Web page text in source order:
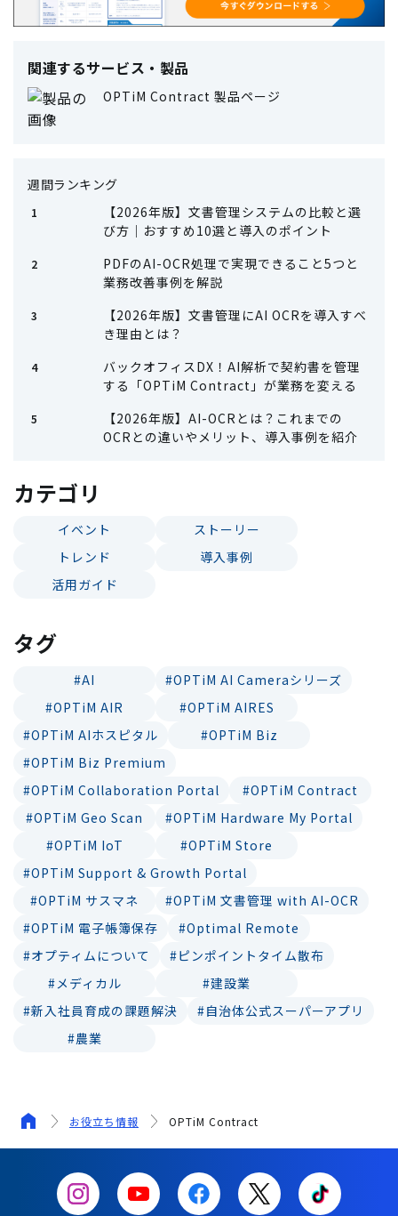
関連するサービス・製品
OPTiM Contract 製品ページ
週間ランキング
【2026年版】文書管理システムの比較と選
び方｜おすすめ10選と導入のポイント
PDFのAI-OCR処理で実現できること5つと
業務改善事例を解説
【2026年版】文書管理にAI OCRを導入すべ
き理由とは？
バックオフィスDX！AI解析で契約書を管理
する「OPTiM Contract」が業務を変える
【2026年版】AI-OCRとは？これまでの
OCRとの違いやメリット、導入事例を紹介
カテゴリ
イベント
ストーリー
トレンド
導入事例
活用ガイド
タグ
#AI
#OPTiM AI Cameraシリーズ
#OPTiM AIR
#OPTiM AIRES
#OPTiM AIホスピタル
#OPTiM Biz
#OPTiM Biz Premium
#OPTiM Collaboration Portal
#OPTiM Contract
#OPTiM Geo Scan
#OPTiM Hardware My Portal
#OPTiM IoT
#OPTiM Store
#OPTiM Support & Growth Portal
#OPTiM サスマネ
#OPTiM 文書管理 with AI-OCR
#OPTiM 電子帳簿保存
#Optimal Remote
#オプティムについて
#ピンポイントタイム散布
#メディカル
#建設業
#新入社員育成の課題解決
#自治体公式スーパーアプリ
#農業
お役立ち情報 OPTiM Contract